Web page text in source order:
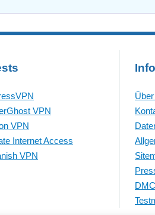
VPN
VPN
Internet Access
VPN